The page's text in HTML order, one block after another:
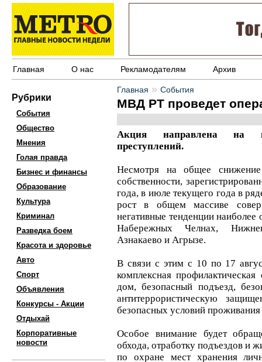
Главная О нас Рекламодателям Архив
Рубрики
События
Общество
Мнения
Голая правда
Бизнес и финансы
Образование
Культура
Криминал
Разведка боем
Красота и здоровье
Авто
Спорт
Объявления
Конкурсы - Акции
Отдыхай
Корпоративные
новости
Главная » События
МВД РТ проведет
Акция направлена на
преступлений.
Несмотря на общее снижение
собственности,
года, в июле текущего года в
рост в общем массиве
негативные тенденции
Набережных Челнах,
Азнакаево и Агрызе.
В связи с этим с 10 по 17
комплексная
дом, безопасный подъезд,
антитеррористическую
безопасных условий
Особое внимание будет
обхода, отработку подъездов и
по охране мест хранения